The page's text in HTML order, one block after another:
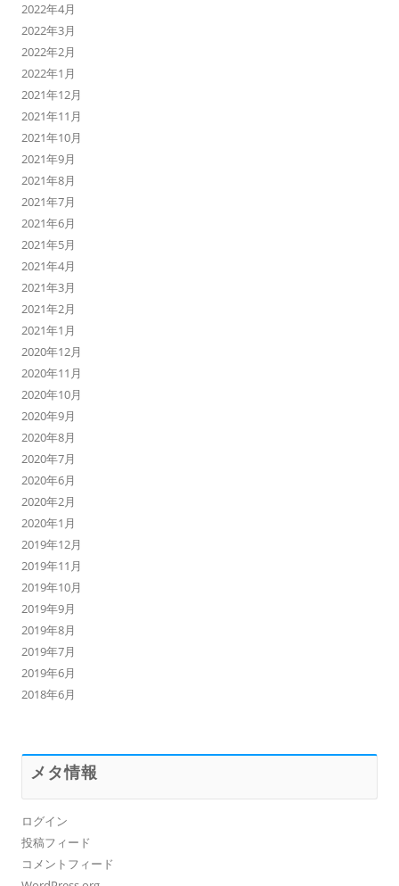
2022年4月
2022年3月
2022年2月
2022年1月
2021年12月
2021年11月
2021年10月
2021年9月
2021年8月
2021年7月
2021年6月
2021年5月
2021年4月
2021年3月
2021年2月
2021年1月
2020年12月
2020年11月
2020年10月
2020年9月
2020年8月
2020年7月
2020年6月
2020年2月
2020年1月
2019年12月
2019年11月
2019年10月
2019年9月
2019年8月
2019年7月
2019年6月
2018年6月
メタ情報
ログイン
投稿フィード
コメントフィード